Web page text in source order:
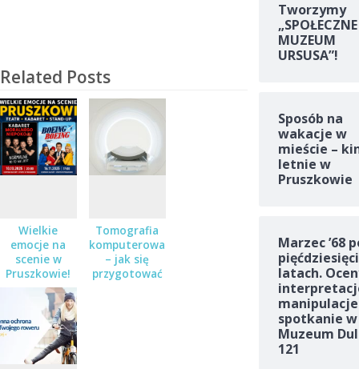
Related Posts
Wielkie
emocje na
scenie w
Pruszkowie!
Teatr,
kabaret i
stand-up – a
do wygrania
podwójne
zaproszenia!
Tomografia
komputerowa
– jak się
przygotować
Tworzymy
„SPOŁECZNE
MUZEUM
URSUSA”!
Sposób na
wakacje w
mieście –
letnie w
Pruszkowie
Marzec ’68
latach.
spotkanie w
Muzeum
121